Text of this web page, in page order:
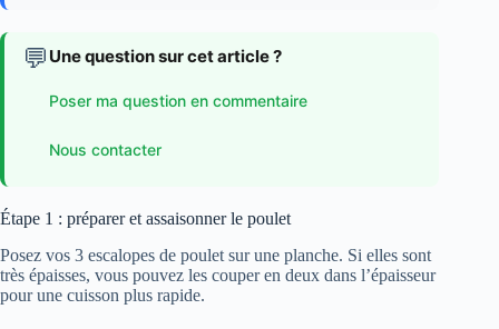
💬 Une question sur cet article ?
Poser ma question en commentaire
Nous contacter
Étape 1 : préparer et assaisonner le poulet
Posez vos 3 escalopes de poulet sur une planche. Si elles sont
très épaisses, vous pouvez les couper en deux dans l’épaisseur
pour une cuisson plus rapide.